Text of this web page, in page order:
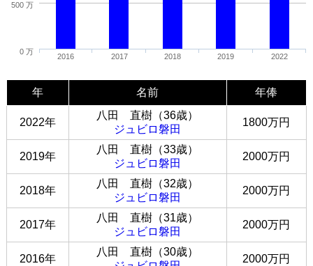
2016 2017 2018 2019 2022
0 万
500 万
年 名前 年俸
2022年
八田 直樹（36歳）
ジュビロ磐田
1800万円
2019年
八田 直樹（33歳）
ジュビロ磐田
2000万円
2018年
八田 直樹（32歳）
ジュビロ磐田
2000万円
2017年
八田 直樹（31歳）
ジュビロ磐田
2000万円
2016年
八田 直樹（30歳）
2000万円